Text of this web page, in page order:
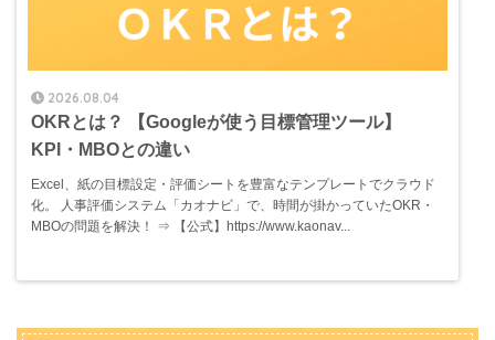
2026.08.04
OKRとは？ 【Googleが使う目標管理ツール】
KPI・MBOとの違い
Excel、紙の目標設定・評価シートを豊富なテンプレートでクラウド
化。 人事評価システム「カオナビ」で、時間が掛かっていたOKR・
MBOの問題を解決！ ⇒ 【公式】https://www.kaonav...